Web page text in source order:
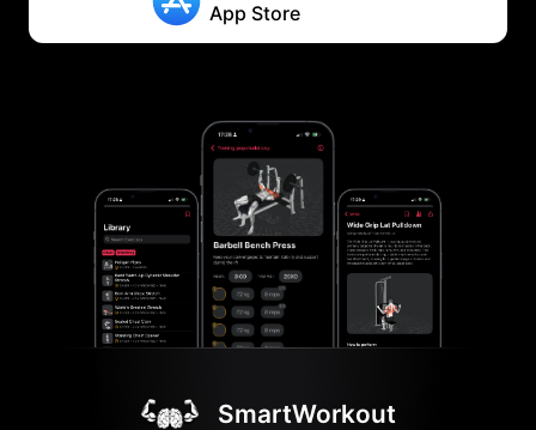
App Store
SmartWorkout